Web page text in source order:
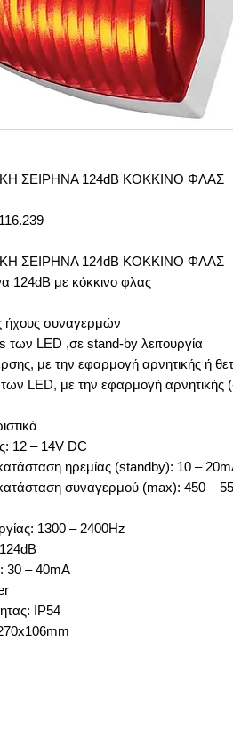
ΣΕΙΡΗΝΑ 124dB ΚΟΚΚΙΝΟ ΦΛΑΣ
ΣΕΙΡΗΝΑ 124dB ΚΟΚΚΙΝΟ ΦΛΑΣ
124dB με κόκκινο φλας
ήχους συναγερμών
των LED ,σε stand-by λειτουργία
με την εφαρμογή αρνητικής ή
των LED, με την εφαρμογή αρνητικής
12 – 14V DC
ηρεμίας (standby): 10 –
συναγερμού (max): 450 –
1300 – 2400Hz
30 – 40mA
IP54